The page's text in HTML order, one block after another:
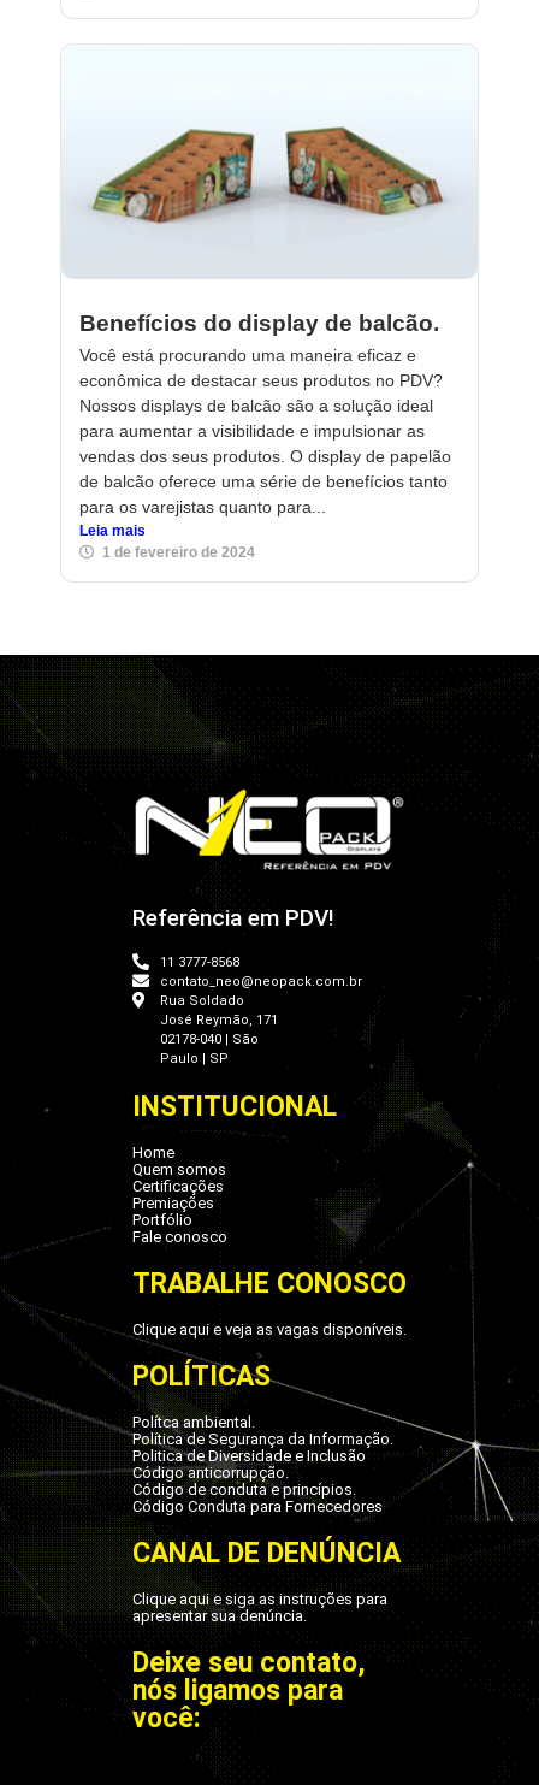
Benefícios do display de balcão.
Você está procurando uma maneira eficaz e
econômica de destacar seus produtos no PDV?
Nossos displays de balcão são a solução ideal
para aumentar a visibilidade e impulsionar as
vendas dos seus produtos. O display de papelão
de balcão oferece uma série de benefícios tanto
para os varejistas quanto para...
Leia mais
1 de fevereiro de 2024
Referência em PDV!
11 3777-8568
contato_neo@neopack.com.br
Rua Soldado
José Reymão, 171
02178-040 | São
Paulo | SP
INSTITUCIONAL
Home
Quem somos
Certificações
Premiações
Portfólio
Fale conosco
TRABALHE CONOSCO
Clique aqui e veja as vagas disponíveis.
POLÍTICAS
Polítca ambiental.
Política de Segurança da Informação.
Politica de Diversidade e Inclusão
Código anticorrupção.
Código de conduta e princípios.
Código Conduta para Fornecedores
CANAL DE DENÚNCIA
Clique aqui e siga as instruções para
apresentar sua denúncia.
Deixe seu contato,
nós ligamos para
você: